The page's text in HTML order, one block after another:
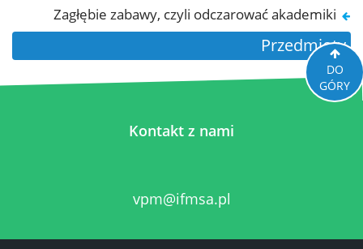
Zagłębie zabawy, czyli odczarować akademiki
Przedmioty
Kontakt z nami
vpm@ifmsa.pl
DO
GÓRY